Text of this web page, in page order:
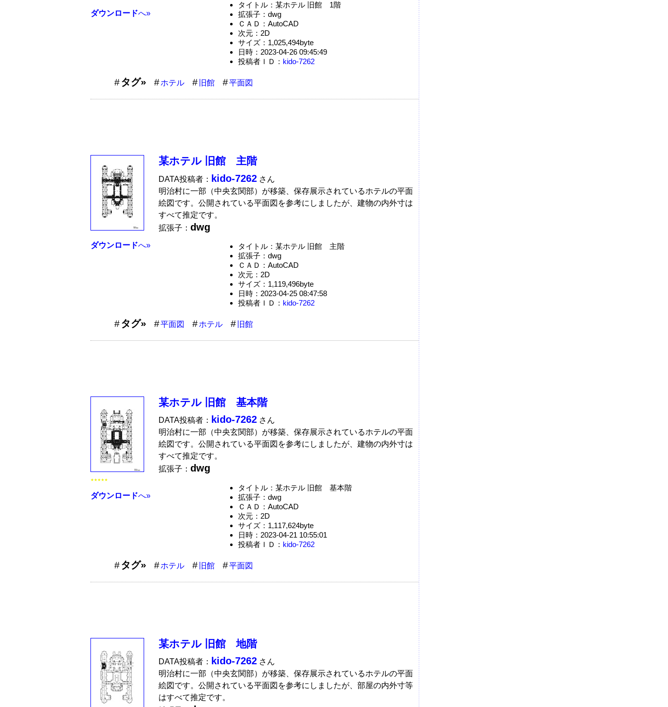
ダウンロードへ»
タイトル：某ホテル 旧館 1階
拡張子：dwg
ＣＡＤ：AutoCAD
次元：2D
サイズ：1,025,494byte
日時：2023-04-26 09:45:49
投稿者ＩＤ： kido-7262
タグ» ホテル 旧館 平面図
ダウンロードへ»
某ホテル 旧館 主階
DATA投稿者： kido-7262 さん
明治村に一部（中央玄関部）が移築、保存展示されているホテルの平面
絵図です。公開されている平面図を参考にしましたが、建物の内外寸は
すべて推定です。
拡張子： dwg
タイトル：某ホテル 旧館 主階
拡張子：dwg
ＣＡＤ：AutoCAD
次元：2D
サイズ：1,119,496byte
日時：2023-04-25 08:47:58
投稿者ＩＤ： kido-7262
タグ» 平面図 ホテル 旧館
★★★★★
ダウンロードへ»
某ホテル 旧館 基本階
DATA投稿者： kido-7262 さん
明治村に一部（中央玄関部）が移築、保存展示されているホテルの平面
絵図です。公開されている平面図を参考にしましたが、建物の内外寸は
すべて推定です。
拡張子： dwg
タイトル：某ホテル 旧館 基本階
拡張子：dwg
ＣＡＤ：AutoCAD
次元：2D
サイズ：1,117,624byte
日時：2023-04-21 10:55:01
投稿者ＩＤ： kido-7262
タグ» ホテル 旧館 平面図
某ホテル 旧館 地階
DATA投稿者： kido-7262 さん
明治村に一部（中央玄関部）が移築、保存展示されているホテルの平面
絵図です。公開されている平面図を参考にしましたが、部屋の内外寸等
はすべて推定です。